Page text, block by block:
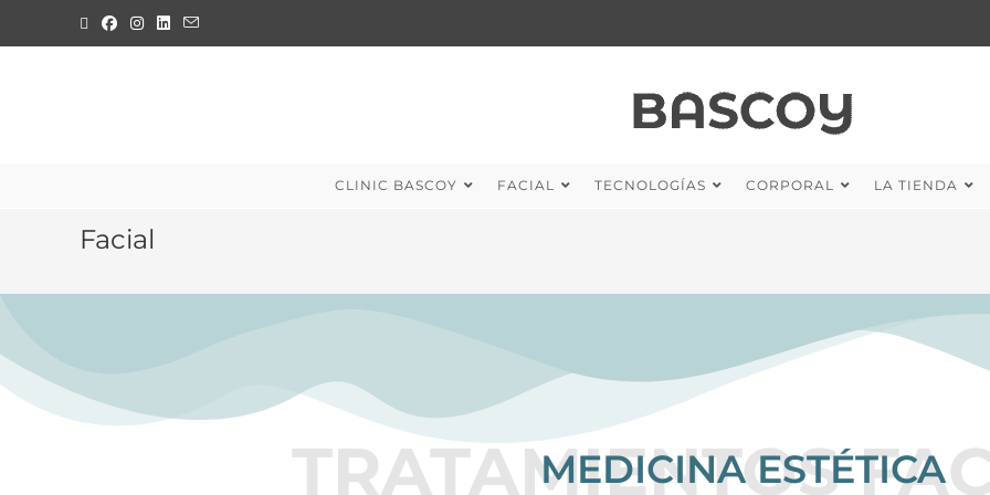
CLINIC BASCOY FACIAL TECNOLOGÍAS CORPORAL LA TIENDA
Facial
TRATAMIENTOS
MEDICINA ESTÉTICA